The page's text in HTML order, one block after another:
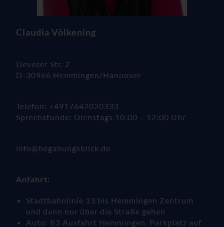
Claudia Völkening
Deveser Str. 2
D-30966 Hemmingen/Hannover
Telefon: +4917642020333
Sprechstunde: Dienstags 10:00 – 12:00 Uhr
info@begabungsblick.de
Anfahrt:
Stadtbahnlinie 13 bis Hemmingen Zentrum
und dann nur über die Straße gehen
Auto: B3 Ausfahrt Hemmingen, Parkplatz auf